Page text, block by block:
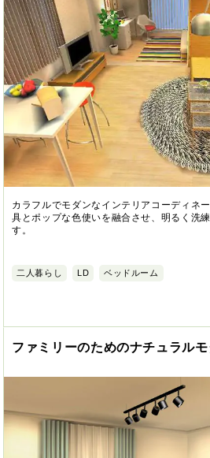
カラフルでモダンなインテリアコーディネ
具とポップな色使いを融合させ、明るく洗
す。
二人暮らし LD ベッドルーム
ファミリーのためのナチュラル